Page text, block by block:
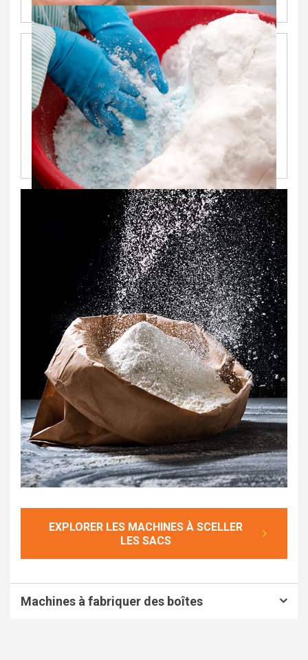
EXPLORER LES MACHINES À SCELLER
LES SACS
Machines à fabriquer des boîtes